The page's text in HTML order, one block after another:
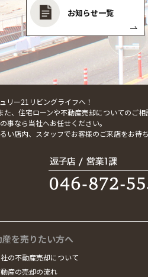
お知らせ一覧
リー21リビングライフへ！
、住宅ローンや不動産売却についてのご相
事なら当社へお任せください。
店内、スタッフでお客様のご来店をお待ち
産を売りたい方へ
の不動産売却について
産の売却の流れ